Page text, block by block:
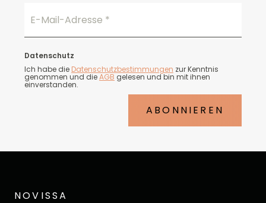
E-Mail-Adresse *
Datenschutz
Ich habe die Datenschutzbestimmungen zur Kenntnis
genommen und dieAGB gelesen und bin mit ihnen
einverstanden.
ABONNIEREN
NOVISSA